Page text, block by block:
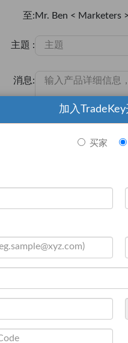
加入
买家
至:Mr. Ben < Marketers >
主題 :
消息:
最小訂單數量